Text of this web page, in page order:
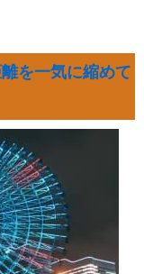
を一気に縮めて